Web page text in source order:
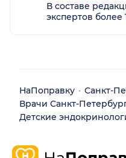
В составе
экспертов более
НаПоправку
Санкт-
Врачи Санкт-
Детские